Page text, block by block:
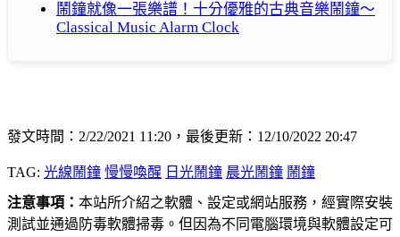
鬧鐘就像一張樂譜！十分優雅的古典音樂鬧鐘～
Classical Music Alarm Clock
發文時間：2/22/2021 11:20，最後更新：12/10/2022 20:47
TAG: 光線鬧鐘 慢慢喚醒 日光鬧鐘 晨光鬧鐘 鬧鐘
注意事項： 本站所介紹之軟體、設定或網站服務，經實際安裝
測試並通過防毒軟體掃毒。但因為不同電腦環境與軟體設定可